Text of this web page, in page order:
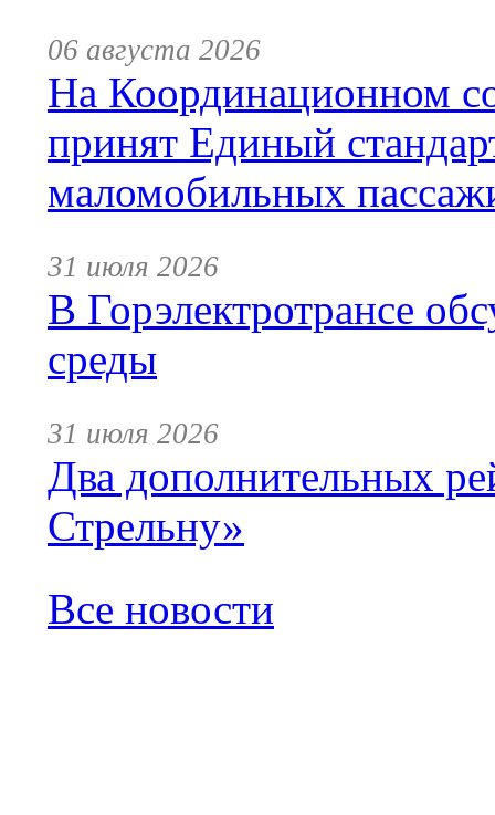
06 августа 2026
На Координационном
принят Единый
маломобильных
31 июля 2026
В Горэлектротрансе
среды
31 июля 2026
Два дополнительных
Стрельну»
Все новости